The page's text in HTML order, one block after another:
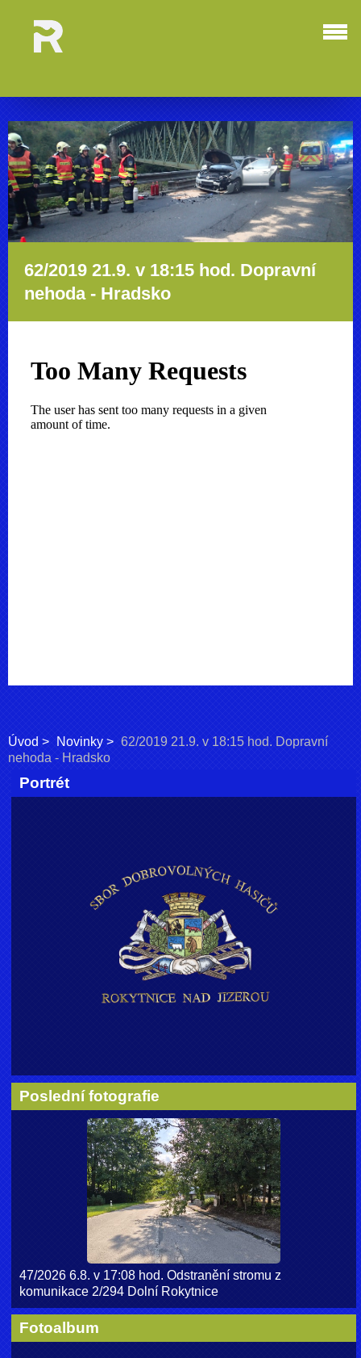
62/2019 21.9. v 18:15 hod. Dopravní
nehoda - Hradsko
Úvod Novinky
62/2019 21.9. v 18:15 hod. Dopravní
nehoda - Hradsko
Portrét
Poslední fotografie
47/2026 6.8. v 17:08 hod. Odstranění stromu z
komunikace 2/294 Dolní Rokytnice
Fotoalbum